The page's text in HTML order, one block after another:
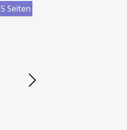
5Seiten